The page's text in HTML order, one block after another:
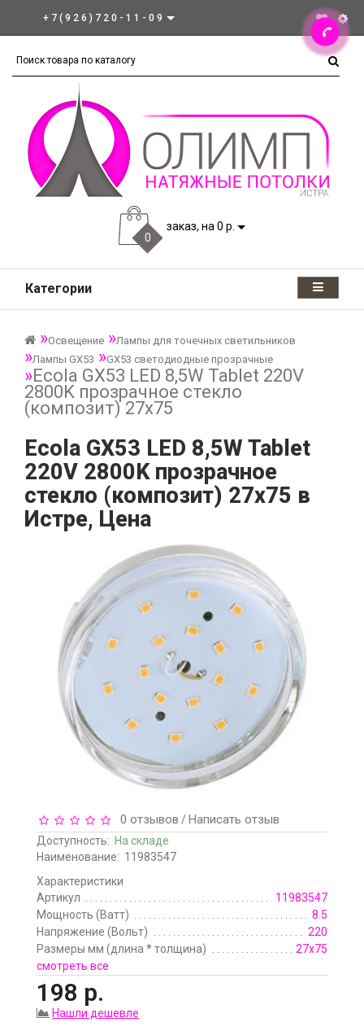
+7(926)720-11-09
0
заказ, на 0 р.
Категории
Освещение
Лампы для точечных светильников
Лампы GX53
GX53 светодиодные прозрачные
Ecola GX53 LED 8,5W Tablet 220V
2800K прозрачное стекло
(композит) 27x75
Ecola GX53 LED 8,5W Tablet
220V 2800K прозрачное
стекло (композит) 27x75 в
Истре, Цена
0 отзывов /Написать отзыв
Доступность: На складе
Наименование: 11983547
Характеристики
Артикул
11983547
Мощность (Ватт)
8.5
Напряжение (Вольт)
220
Размеры мм (длина * толщина)
27х75
смотреть все
198 р.
Нашли дешевле